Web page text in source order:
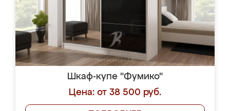
Шкаф-купе "Фумико"
Цена: от 38 500 руб.